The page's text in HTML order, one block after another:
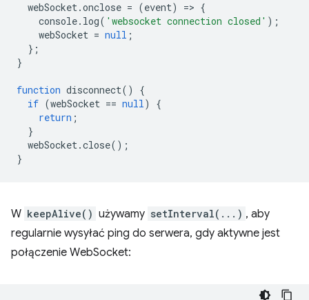
webSocket.onclose = (event) => {
console. log( 'websocket connection closed' );
webSocket = null ;
};
}
function disconnect()
{
if (webSocket == null)
{
return ;
}
webSocket.close();
}
W keepAlive() używamy setInterval(...) , aby
regularnie wysyłać ping do serwera, gdy aktywne jest
połączenie WebSocket: